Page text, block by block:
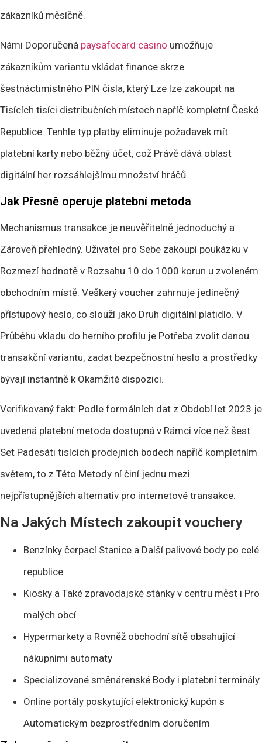
zákazníků měsíčně.
Námi Doporučená paysafecard casino umožňuje
zákazníkům variantu vkládat finance skrze
šestnáctimístného PIN čísla, který Lze lze zakoupit na
Tisících tisíci distribučních místech napříč kompletní České
Republice. Tenhle typ platby eliminuje požadavek mít
platební karty nebo běžný účet, což Právě dává oblast
digitální her rozsáhlejšímu množství hráčů.
Jak Přesně operuje platební metoda
Mechanismus transakce je neuvěřitelně jednoduchý a
Zároveň přehledný. Uživatel pro Sebe zakoupí poukázku v
Rozmezí hodnotě v Rozsahu 10 do 1000 korun u zvoleném
obchodním místě. Veškerý voucher zahrnuje jedinečný
přístupový heslo, co slouží jako Druh digitální platidlo. V
Průběhu vkladu do herního profilu je Potřeba zvolit danou
transakční variantu, zadat bezpečnostní heslo a prostředky
bývají instantně k Okamžité dispozici.
Verifikovaný fakt: Podle formálních dat z Období let 2023 je
uvedená platební metoda dostupná v Rámci více než šest
Set Padesáti tisících prodejních bodech napříč kompletním
světem, to z Této Metody ní činí jednu mezi
nejpřístupnějších alternativ pro internetové transakce.
Na Jakých Místech zakoupit vouchery
Benzínky čerpací Stanice a Další palivové body po celé
republice
Kiosky a Také zpravodajské stánky v centru měst i Pro
malých obcí
Hypermarkety a Rovněž obchodní sítě obsahující
nákupními automaty
Specializované směnárenské Body i platební terminály
Online portály poskytující elektronický kupón s
Automatickým bezprostředním doručením